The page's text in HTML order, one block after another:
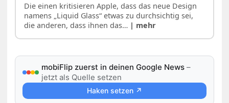
Die einen kritisieren Apple, dass das neue Design
namens „Liquid Glass“ etwas zu durchsichtig sei,
die anderen, dass ihnen das… | mehr
mobiFlip zuerst in deinen Google News –
jetzt als Quelle setzen
Haken setzen ↗